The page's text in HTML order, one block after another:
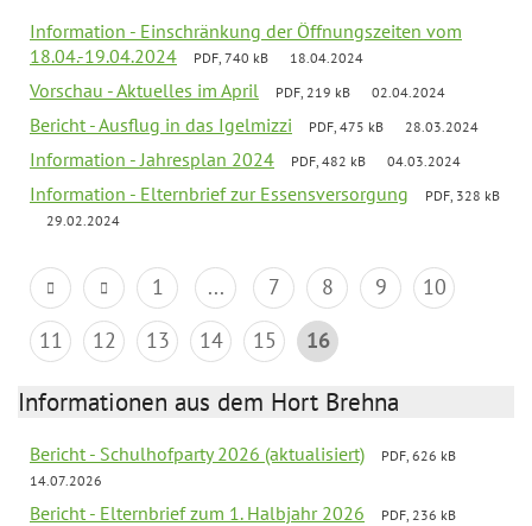
Information - Einschränkung der Öffnungszeiten vom
18.04.-19.04.2024
PDF, 740 kB 18.04.2024
Vorschau - Aktuelles im April PDF, 219 kB 02.04.2024
Bericht - Ausflug in das Igelmizzi PDF, 475 kB 28.03.2024
Information - Jahresplan 2024 PDF, 482 kB 04.03.2024
Information - Elternbrief zur Essensversorgung
PDF, 328 kB
29.02.2024
1 ... 7 8 9
10
11
12 13 14 15 16
Informationen aus dem Hort Brehna
Bericht - Schulhofparty 2026 (aktualisiert)
PDF, 626 kB
14.07.2026
Bericht - Elternbrief zum 1. Halbjahr 2026
PDF, 236 kB